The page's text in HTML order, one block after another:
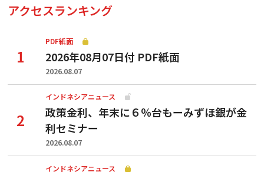
アクセスランキング
PDF紙面
2026年08月07日付 PDF紙面
2026.08.07
インドネシアニュース
政策金利、年末に６％台もーみずほ銀が金
利セミナー
2026.08.07
インドネシアニュース